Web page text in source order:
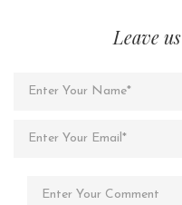
Leave us